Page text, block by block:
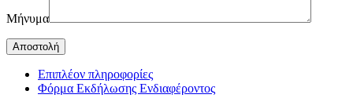
Μήνυμα
Επιπλέον πληροφορίες
Φόρμα Εκδήλωσης Ενδιαφέροντος